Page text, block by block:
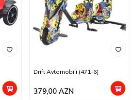
Drift Avtomobili (471-6)
379,00AZN